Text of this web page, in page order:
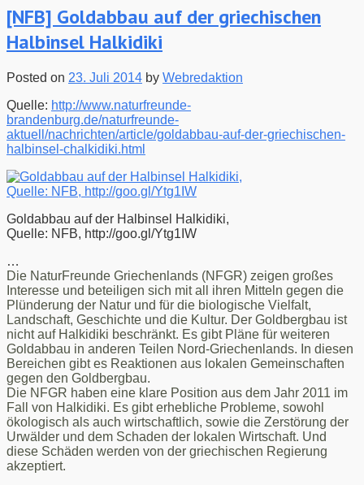
–
Sommerfest
der
Linken
Potsdam
Wir
sind
dabei.
[NFB] Goldabbau auf der griechischen
Halbinsel Halkidiki
Posted on 23. Juli 2014 by Webredaktion
Quelle: http://www.naturfreunde-
brandenburg.de/naturfreunde-
aktuell/nachrichten/article/goldabbau-auf-der-griechischen-
halbinsel-chalkidiki.html
Goldabbau auf der Halbinsel Halkidiki,
Quelle: NFB, http://goo.gl/Ytg1IW
…
Die NaturFreunde Griechenlands (NFGR) zeigen großes
Interesse und beteiligen sich mit all ihren Mitteln gegen die
Plünderung der Natur und für die biologische Vielfalt,
Landschaft, Geschichte und die Kultur. Der Goldbergbau ist
nicht auf Halkidiki beschränkt. Es gibt Pläne für weiteren
Goldabbau in anderen Teilen Nord-Griechenlands. In diesen
Bereichen gibt es Reaktionen aus lokalen Gemeinschaften
gegen den Goldbergbau.
Die NFGR haben eine klare Position aus dem Jahr 2011 im
Fall von Halkidiki. Es gibt erhebliche Probleme, sowohl
ökologisch als auch wirtschaftlich, sowie die Zerstörung der
Urwälder und dem Schaden der lokalen Wirtschaft. Und
diese Schäden werden von der griechischen Regierung
akzeptiert.